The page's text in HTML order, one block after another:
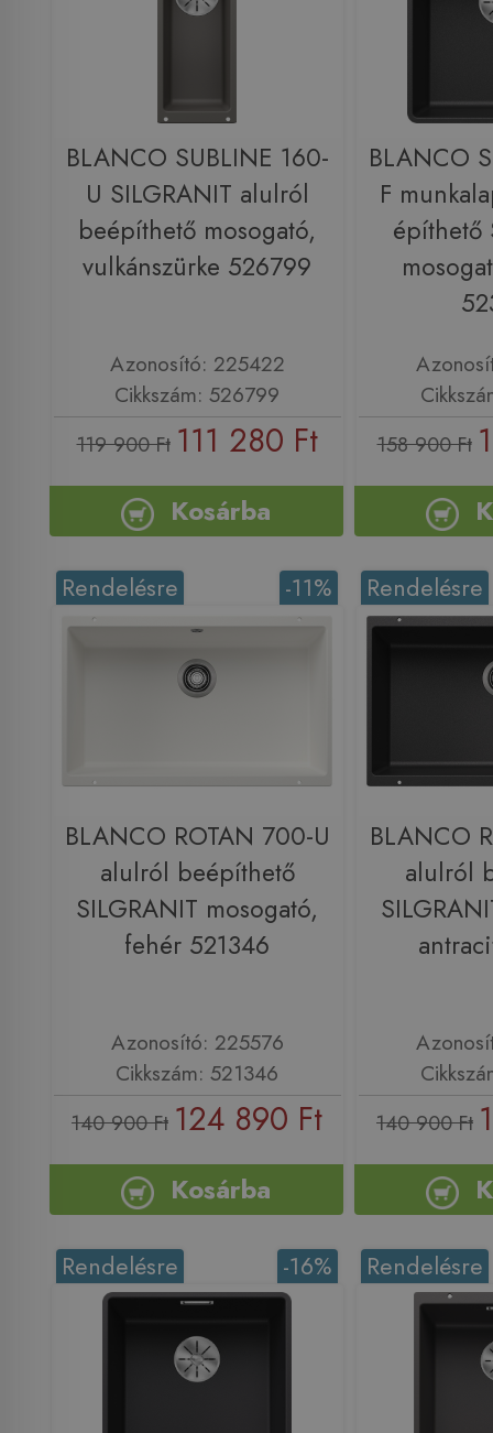
BLANCO SUBLINE 160-
U SILGRANIT alulról
beépíthető mosogató,
vulkánszürke 526799
Azonosító: 225422
Cikkszám: 526799
119 900 Ft 111 280 Ft
Kosárba
BLANCO
F
építhető
158 900 Ft
-11%
Rendelésre
BLANCO ROTAN 700-U
alulról beépíthető
SILGRANIT mosogató,
fehér 521346
Azonosító: 225576
Cikkszám: 521346
140 900 Ft 124 890 Ft
Kosárba
Rendelésre
BLANCO
alulról
140 900 Ft
-16%
Rendelésre Rendelésre